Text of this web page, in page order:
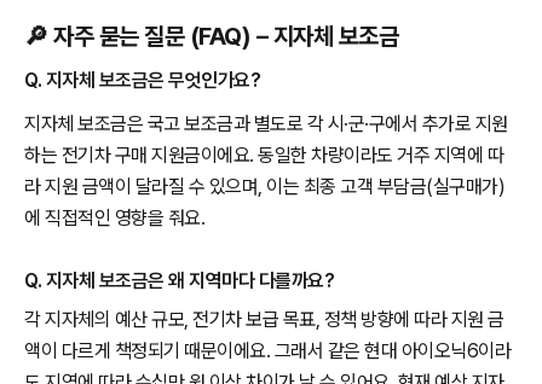
🔎 자주 묻는 질문 (FAQ) – 지자체 보조금
Q. 지자체 보조금은 무엇인가요?
지자체 보조금은 국고 보조금과 별도로 각 시·군·구에서 추가로 지원
하는 전기차 구매 지원금이에요. 동일한 차량이라도 거주 지역에 따
라 지원 금액이 달라질 수 있으며, 이는 최종 고객 부담금(실구매가)
에 직접적인 영향을 줘요.
Q. 지자체 보조금은 왜 지역마다 다를까요?
각 지자체의 예산 규모, 전기차 보급 목표, 정책 방향에 따라 지원 금
액이 다르게 책정되기 때문이에요. 그래서 같은 현대 아이오닉6이라